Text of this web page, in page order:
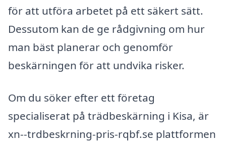
för att utföra arbetet på ett säkert sätt.
Dessutom kan de ge rådgivning om hur
man bäst planerar och genomför
beskärningen för att undvika risker.
Om du söker efter ett företag
specialiserat på trädbeskärning i Kisa, är
xn--trdbeskrning-pris-rqbf.se plattformen